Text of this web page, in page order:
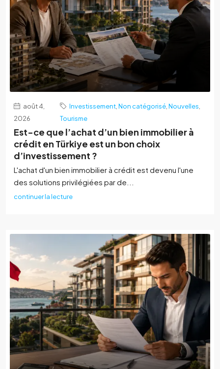
août 4,
2026
Investissement, Non catégorisé, Nouvelles
Tourisme
Est-ce que l’achat d’un bien immobilier à
crédit en Türkiye est un bon choix
d’investissement ?
L'achat d'un bien immobilier à crédit est devenu l'une
des solutions privilégiées par de...
continuer la lecture